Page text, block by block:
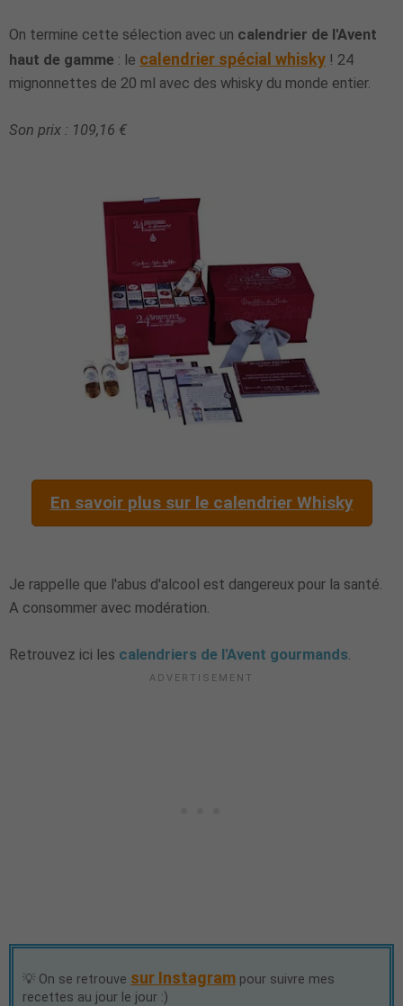
On termine cette sélection avec un calendrier de l'Avent
haut de gamme : le calendrier spécial whisky ! 24
mignonnettes de 20 ml avec des whisky du monde entier.
Son prix : 109,16 €
En savoir plus sur le calendrier Whisky
Je rappelle que l'abus d'alcool est dangereux pour la santé.
A consommer avec modération.
Retrouvez ici les calendriers de l'Avent gourmands.
💡 On se retrouve sur Instagram pour suivre mes
recettes au jour le jour :)